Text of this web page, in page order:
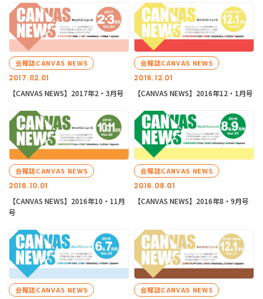
2017.02.01
会報誌CANVAS NEWS
【CANVAS NEWS】2017年2・3月号
2016.12.01
会報誌CANVAS NEWS
【CANVAS NEWS】2016年12・1月号
2016.10.01
会報誌CANVAS NEWS
【CANVAS NEWS】2016年10・11月
号
2016.08.01
会報誌CANVAS NEWS
【CANVAS NEWS】2016年8・9月号
会報誌CANVAS NEWS 会報誌CANVAS NEWS